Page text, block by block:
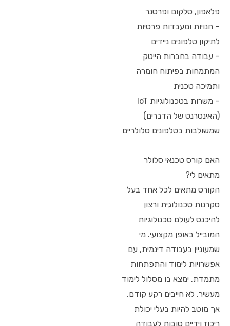
פלאפון, סלקום ופרטנר
– חנויות ומעבדות פרטיות
לתיקון טלפונים ניידים
– עבודה בחברות הייטק
המתמחות בפיתוח חומרה
ותמיכה טכנית
– משרות בטכנולוגיות IoT
(האינטרנט של הדברים)
שמשולבות בטלפונים סלולריים
האם קורס טכנאי סלולר
מתאים לי?
הקורס מתאים לכל אחד בעל
סקרנות טכנולוגית ורצון
להיכנס לעולם טכנולוגיות
המובייל באופן מקצועי. מי
שמעוניין בעבודה דינמית, עם
אפשרויות לימוד והתפתחות
מתמדת, ימצא בו מסלול לימוד
מעשיר. לא חייבים רקע קודם,
אך מוטב להיות בעלי יכולת
ריכוז וידיים טובות לעבודה